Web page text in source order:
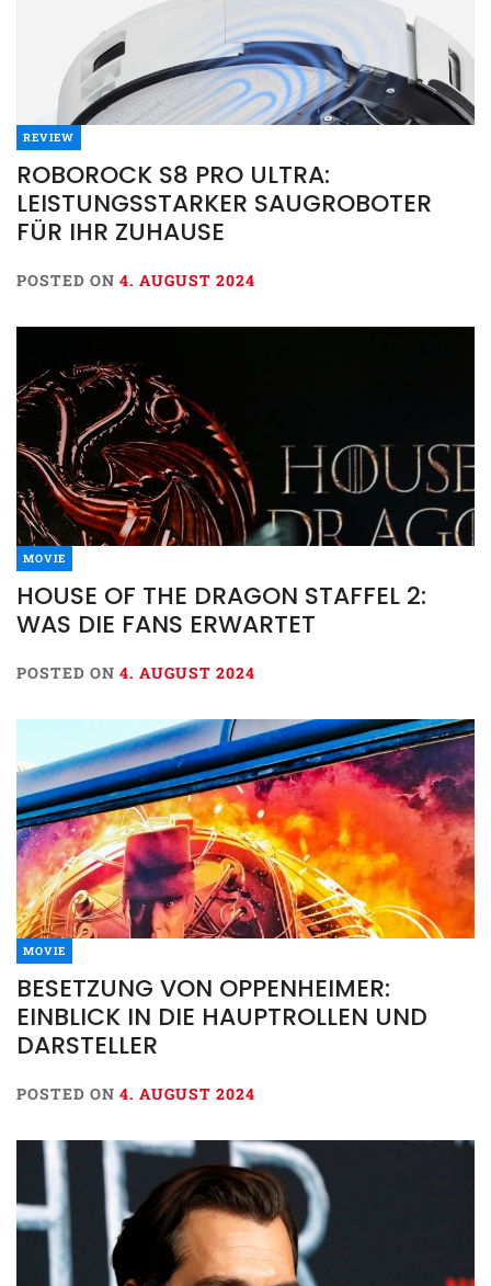
REVIEW
ROBOROCK S8 PRO ULTRA:
LEISTUNGSSTARKER SAUGROBOTER
FÜR IHR ZUHAUSE
POSTED ON 4. AUGUST 2024
MOVIE
HOUSE OF THE DRAGON STAFFEL 2:
WAS DIE FANS ERWARTET
POSTED ON 4. AUGUST 2024
MOVIE
BESETZUNG VON OPPENHEIMER:
EINBLICK IN DIE HAUPTROLLEN UND
DARSTELLER
POSTED ON 4. AUGUST 2024